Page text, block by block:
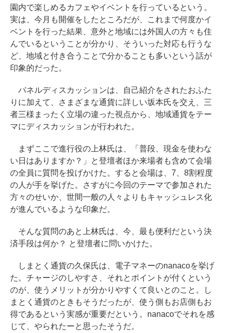
園内で楽しめるカフェやイベントを行っているという。
実は、今月も開催をしたところだが、これまで何度かイ
ベントを行った結果、意外と地域には外国人の方々も住
んでいるということが分かり、そういった対応も行うな
ど、地域と付き合うことで分かることも多いという話が
印象的だった。
パネルディスカッションは、自己紹介をされたおふた
りに加えて、さまざまな通貨に詳しい坂本氏を交え、三
者三様まったく立場の違った視点から、地域通貨をテー
マにディスカッションが行われた。
まずここで進行役の上林氏は、「普段、現金を使わな
い日はありますか？」と登壇者ほか来場者も含めて会場
の全員に質問を投げかけた。すると会場は、7、8割程度
の人が手を挙げた。さすがに今回のテーマで参加された
方々のせいか、世間一般の人々よりもキャッシュレス化
が進んでいるような印象だ。
そんな質問のあと上林氏は、今、最も便利だという決
済手段は何か？ と登壇者に問いかけた。
しまとく通貨の久保氏は、電子マネーのnanacoを挙げ
た。チャージのしやすさ、それとポイントが付くという
のが、使うメリットが分かりやすくて良いとのこと。し
まとく通貨のときもそうだったが、使う側もお店側もお
得であるという実感が重要だという。nanacoでそれを感
じて、やられたーと思ったそうだ。